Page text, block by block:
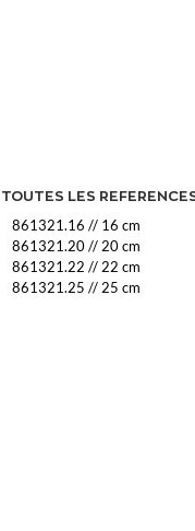
TOUTES LES
861321.16 // 16 cm
861321.20//20 cm
861321.22 //22 cm
861321.25 //25 cm